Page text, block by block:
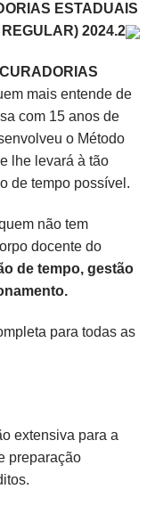
ESTADUAIS
2024.2
mais entende de
com 15 anos de
o Método
lhe levará à tão
de tempo possível.
não tem
docente do
de tempo, gestão
para todas as
extensiva para a
preparação